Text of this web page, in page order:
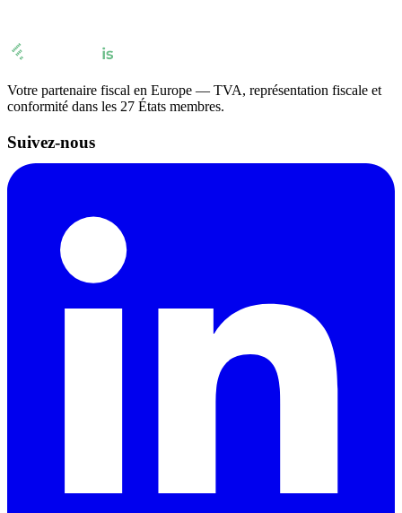
Votre partenaire fiscal en Europe — TVA, représentation fiscale et
conformité dans les 27 États membres.
Suivez-nous